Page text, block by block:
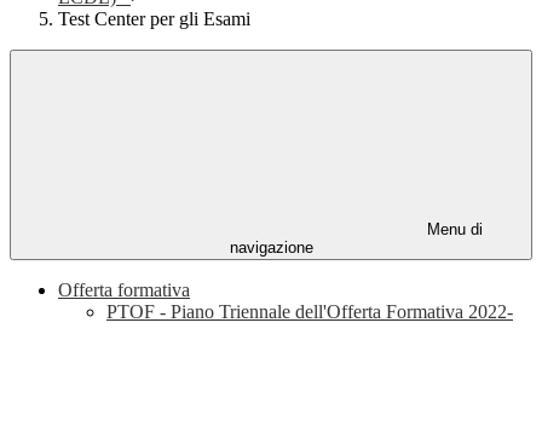
Test Center per gli Esami
Menu di
navigazione
Offerta formativa
PTOF - Piano Triennale dell'Offerta Formativa 2022-